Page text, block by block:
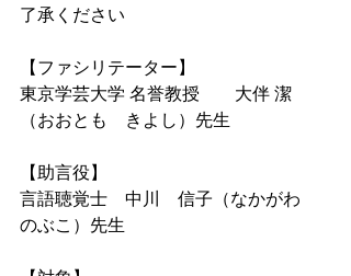
了承ください
【ファシリテーター】
東京学芸大学 名誉教授　　大伴 潔
（おおとも　きよし）先生
【助言役】
言語聴覚士　中川　信子（なかがわ
のぶこ）先生